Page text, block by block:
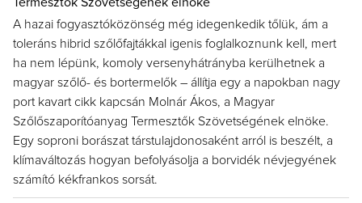
A hazai fogyasztóközönség még idegenkedik tőlük, ám a
toleráns hibrid szőlőfajtákkal igenis foglalkoznunk kell, mert
ha nem lépünk, komoly versenyhátrányba kerülhetnek a
magyar szőlő- és bortermelők – állítja egy a napokban nagy
port kavart cikk kapcsán Molnár Ákos, a Magyar
Szőlőszaporítóanyag Termesztők Szövetségének elnöke.
Egy soproni borászat társtulajdonosaként arról is beszélt, a
klímaváltozás hogyan befolyásolja a borvidék névjegyének
számító kékfrankos sorsát.